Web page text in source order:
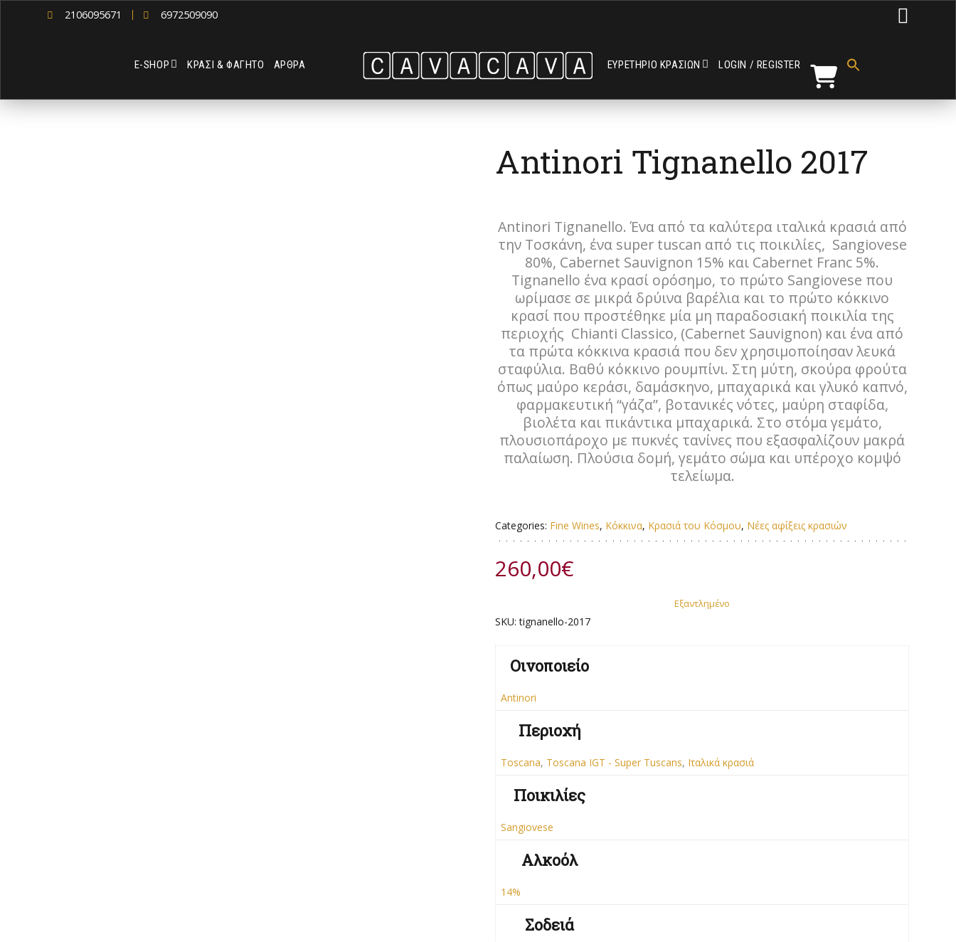
2106095671 6972509090 
Ε-SHOP ΚΡΑΣΙ & ΦΑΓΗΤΟ ΑΡΘΡΑ ΕΥΡΕΤΗΡΙΟ ΚΡΑΣΙΩΝ LOGIN / REGISTER
Antinori Tignanello 2017
Antinori Tignanello. Ένα από τα καλύτερα ιταλικά κρασιά από
την Τοσκάνη, ένα super tuscan από τις ποικιλίες, Sangiovese
80%, Cabernet Sauvignon 15% και Cabernet Franc 5%.
Tignanello ένα κρασί ορόσημο, το πρώτο Sangiovese που
ωρίμασε σε μικρά δρύινα βαρέλια και το πρώτο κόκκινο
κρασί που προστέθηκε μία μη παραδοσιακή ποικιλία της
περιοχής Chianti Classico, (Cabernet Sauvignon) και ένα από
τα πρώτα κόκκινα κρασιά που δεν χρησιμοποίησαν λευκά
σταφύλια. Βαθύ κόκκινο ρουμπίνι. Στη μύτη, σκούρα φρούτα
όπως μαύρο κεράσι, δαμάσκηνο, μπαχαρικά και γλυκό καπνό,
φαρμακευτική “γάζα”, βοτανικές νότες, μαύρη σταφίδα,
βιολέτα και πικάντικα μπαχαρικά. Στο στόμα γεμάτο,
πλουσιοπάροχο με πυκνές τανίνες που εξασφαλίζουν μακρά
παλαίωση. Πλούσια δομή, γεμάτο σώμα και υπέροχο κομψό
τελείωμα.
Categories: Fine Wines, Κόκκινα, Κρασιά του Κόσμου, Νέες αφίξεις κρασιών
260,00€
Εξαντλημένο
SKU:tignanello-2017
Οινοποιείο
Antinori
Περιοχή
Toscana, Toscana IGT - Super Tuscans, Ιταλικά κρασιά
Ποικιλίες
Sangiovese
Αλκοόλ
14%
Σοδειά